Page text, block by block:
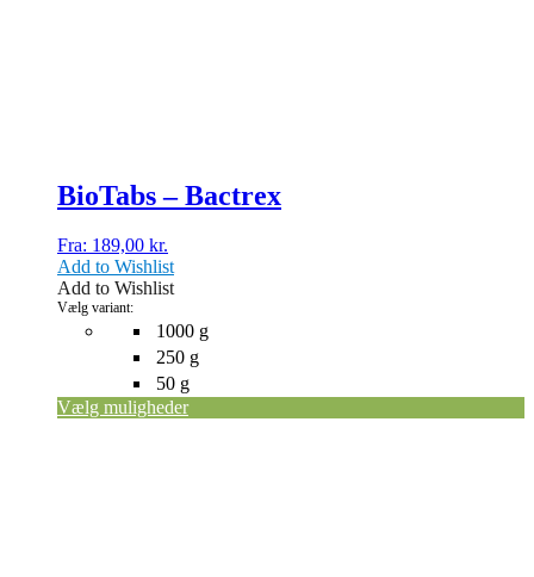
BioTabs – Bactrex
Fra: 189,00 kr.
1000 g
250 g
50 g
Vælg variant:
Vælg muligheder
Add to Wishlist
Add to Wishlist